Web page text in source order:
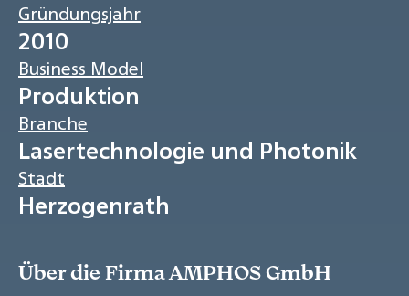
Gründungsjahr
2010
Business Model
Produktion
Branche
Lasertechnologie und Photonik
Stadt
Herzogenrath
Über die Firma AMPHOS GmbH